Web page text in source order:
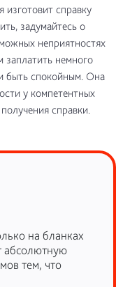
справку
задумайтесь о
неприятностях
заплатить немного
быть спокойным. Она
у компетентных
справки.
на бланках
абсолютную
тем, что